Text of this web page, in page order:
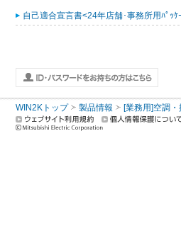
自己適合宣言書<24年店舗･事務所用ﾊﾟｯｹ
WIN2Kトップ 製品情報 [業務用]空調・